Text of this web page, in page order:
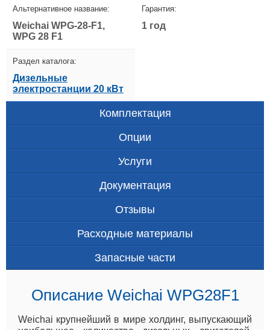
Альтернативное название:
Weichai WPG-28-F1,
WPG 28 F1
Гарантия:
1 год
Раздел каталога:
Дизельные
электростанции 20 кВт
Комплектация
Опции
Услуги
Документация
Отзывы
Расходные материалы
Запасные части
Описание Weichai WPG28F1
Weichai крупнейший в мире холдинг, выпускающий